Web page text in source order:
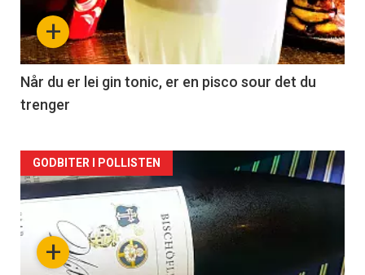
nå
-
2
+
Når du er lei gin tonic, er en pisco sour det du
trenger
Forsiden
akkurat
nå+
GODBITER I POLLISTEN